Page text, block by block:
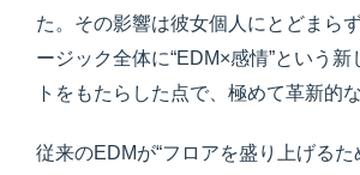
た。その影響は彼女個人にとどまら
ージック全体に“EDM×感情”という新
トをもたらした点で、極めて革新的
従来のEDMが“フロアを盛り上げるた